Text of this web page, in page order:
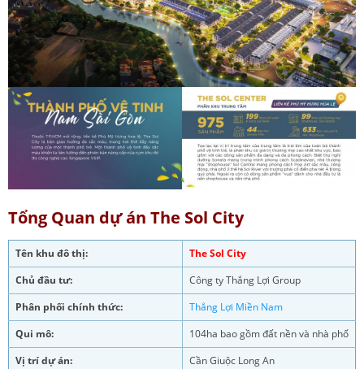
Tổng Quan dự án The Sol City
Tên khu đô thị:
The Sol City
Chủ đầu tư:
Công ty Thắng Lợi Group
Phân phối chính thức:
Thắng Lợi Miền Nam
Qui mô:
104ha bao gồm đất nền và nhà phố
Vị trí dự án:
Cần Giuộc Long An